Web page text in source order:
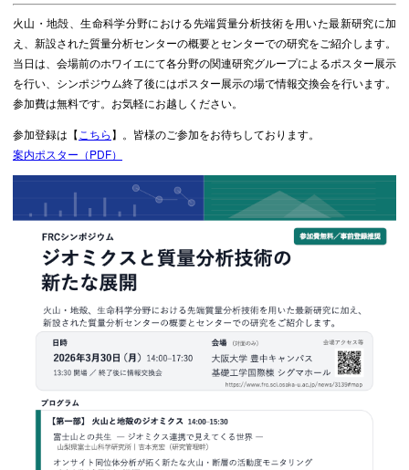
火山・地殻、生命科学分野における先端質量分析技術を用いた最新研究に加
え、新設された質量分析センターの概要とセンターでの研究をご紹介します。
当日は、会場前のホワイエにて各分野の関連研究グループによるポスター展示
を行い、シンポジウム終了後にはポスター展示の場で情報交換会を行います。
参加費は無料です。お気軽にお越しください。
参加登録は【 こちら】。皆様のご参加をお待ちしております。
案内ポスター（PDF）